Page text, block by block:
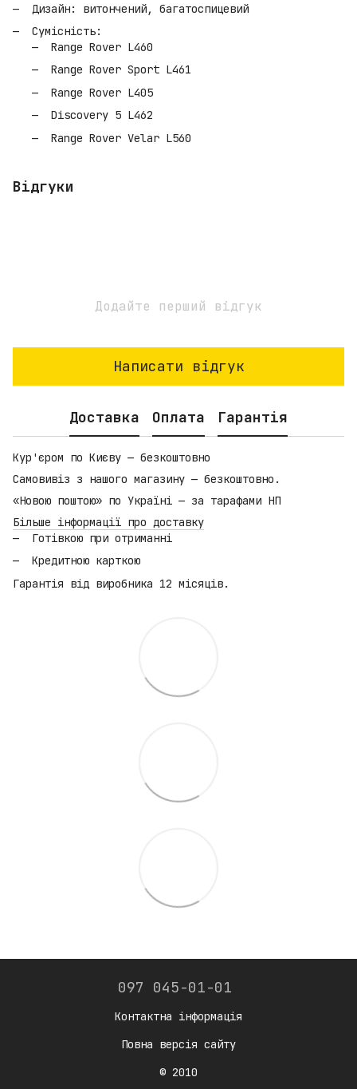
Дизайн: витончений, багатоспицевий
Сумісність:
Range Rover L460
Range Rover Sport L461
Range Rover L405
Discovery 5 L462
Range Rover Velar L560
Відгуки
Додайте перший відгук
Написати відгук
Доставка Оплата Гарантія
Кур'єром по Києву — безкоштовно
Самовивіз з нашого магазину — безкоштовно.
«Новою поштою» по Україні — за тарафами НП
Більше інформації про доставку
Готівкою при отриманні
Кредитною карткою
Гарантія від виробника 12 місяців.
097 045-01-01
Контактна інформація
Повна версія сайту
© 2010